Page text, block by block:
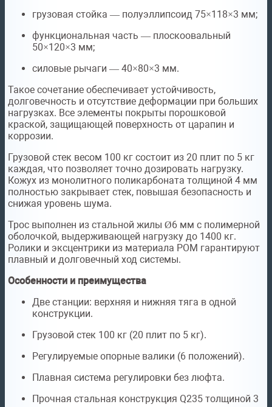
грузовая стойка — полуэллипсоид 75×118×3 мм;
функциональная часть — плоскоовальный
50×120×3 мм;
силовые рычаги — 40×80×3 мм.
Такое сочетание обеспечивает устойчивость,
долговечность и отсутствие деформации при больших
нагрузках. Все элементы покрыты порошковой
краской, защищающей поверхность от царапин и
коррозии.
Грузовой стек весом 100 кг состоит из 20 плит по 5 кг
каждая, что позволяет точно дозировать нагрузку.
Кожух из монолитного поликарбоната толщиной 4 мм
полностью закрывает стек, повышая безопасность и
снижая уровень шума.
Трос выполнен из стальной жилы Ø6 мм с полимерной
оболочкой, выдерживающей нагрузку до 1400 кг.
Ролики и эксцентрики из материала POM гарантируют
плавный и долговечный ход системы.
Особенности и преимущества
Две станции: верхняя и нижняя тяга в одной
конструкции.
Грузовой стек 100 кг (20 плит по 5 кг).
Регулируемые опорные валики (6 положений).
Плавная система регулировки без люфта.
Прочная стальная конструкция Q235 толщиной 3